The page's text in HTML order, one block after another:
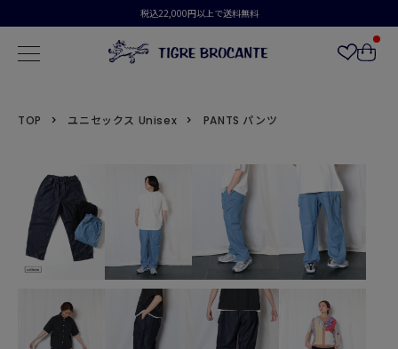
税込22,000円以上で送料無料
TOP ユニセックス Unisex PANTS パンツ